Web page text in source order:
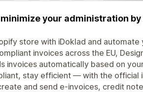
your administration
store with iDoklad and
invoices across the EU,
invoices automatically based on
stay efficient — with the official
and send e-invoices, credit